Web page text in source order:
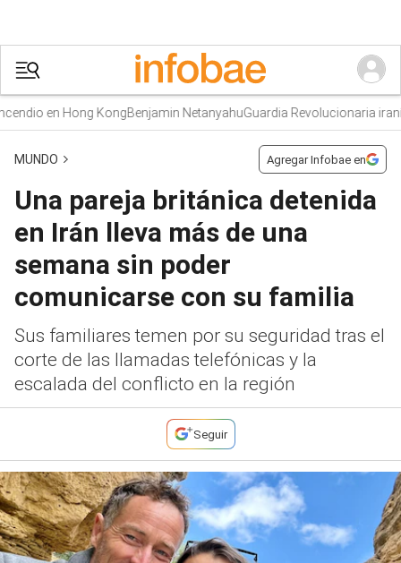
en Hong KongBenjamin NetanyahuGuardia Revolucionaria iraní
MUNDO Agregar Infobae en
Una pareja británica detenida
en Irán lleva más de una
semana sin poder
comunicarse con su familia
Sus familiares temen por su seguridad tras el
corte de las llamadas telefónicas y la
escalada del conflicto en la región
Seguir